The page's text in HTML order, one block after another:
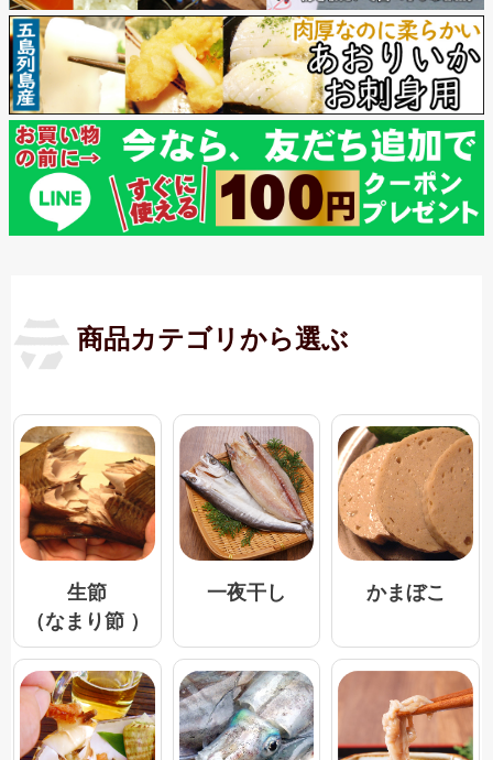
商品カテゴリから選ぶ
生節
（なまり節 ）
一夜干し かまぼこ